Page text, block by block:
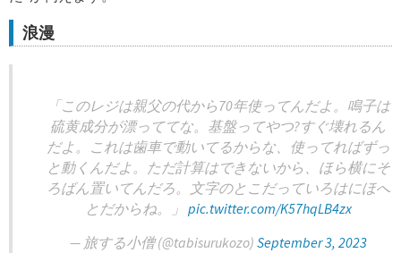
浪漫
「このレジは親父の代から70年使ってんだよ。鳴子は
硫黄成分が漂っててな。基盤ってやつ?すぐ壊れるん
だよ。これは歯車で動いてるからな、使ってればずっ
と動くんだよ。ただ計算はできないから、ほら横にそ
ろばん置いてんだろ。文字のとこだっていろはにほへ
とだからね。」 pic.twitter.com/K57hqLB4zx
— 旅する小僧 (@tabisurukozo) September 3, 2023